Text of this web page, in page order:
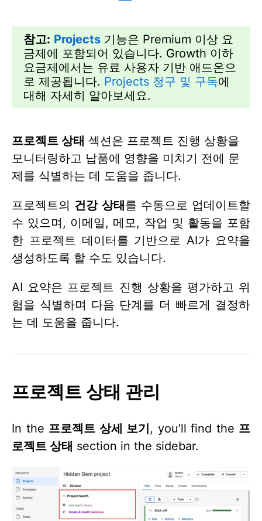
참고: Projects 기능은 Premium 이상 요
금제에 포함되어 있습니다. Growth 이하
요금제에서는 유료 사용자 기반 애드온으
로 제공됩니다. Projects 청구 및 구독에
대해 자세히 알아보세요.
프로젝트 상태 섹션은 프로젝트 진행 상황을
모니터링하고 납품에 영향을 미치기 전에 문
제를 식별하는 데 도움을 줍니다.
프로젝트의 건강 상태를 수동으로 업데이트할
수 있으며, 이메일, 메모, 작업 및 활동을 포함
한 프로젝트 데이터를 기반으로 AI가 요약을
생성하도록 할 수도 있습니다.
AI 요약은 프로젝트 진행 상황을 평가하고 위
험을 식별하며 다음 단계를 더 빠르게 결정하
는 데 도움을 줍니다.
프로젝트 상태 관리
In the 프로젝트 상세 보기, you’ll find the 프
로젝트 상태 section in the sidebar.